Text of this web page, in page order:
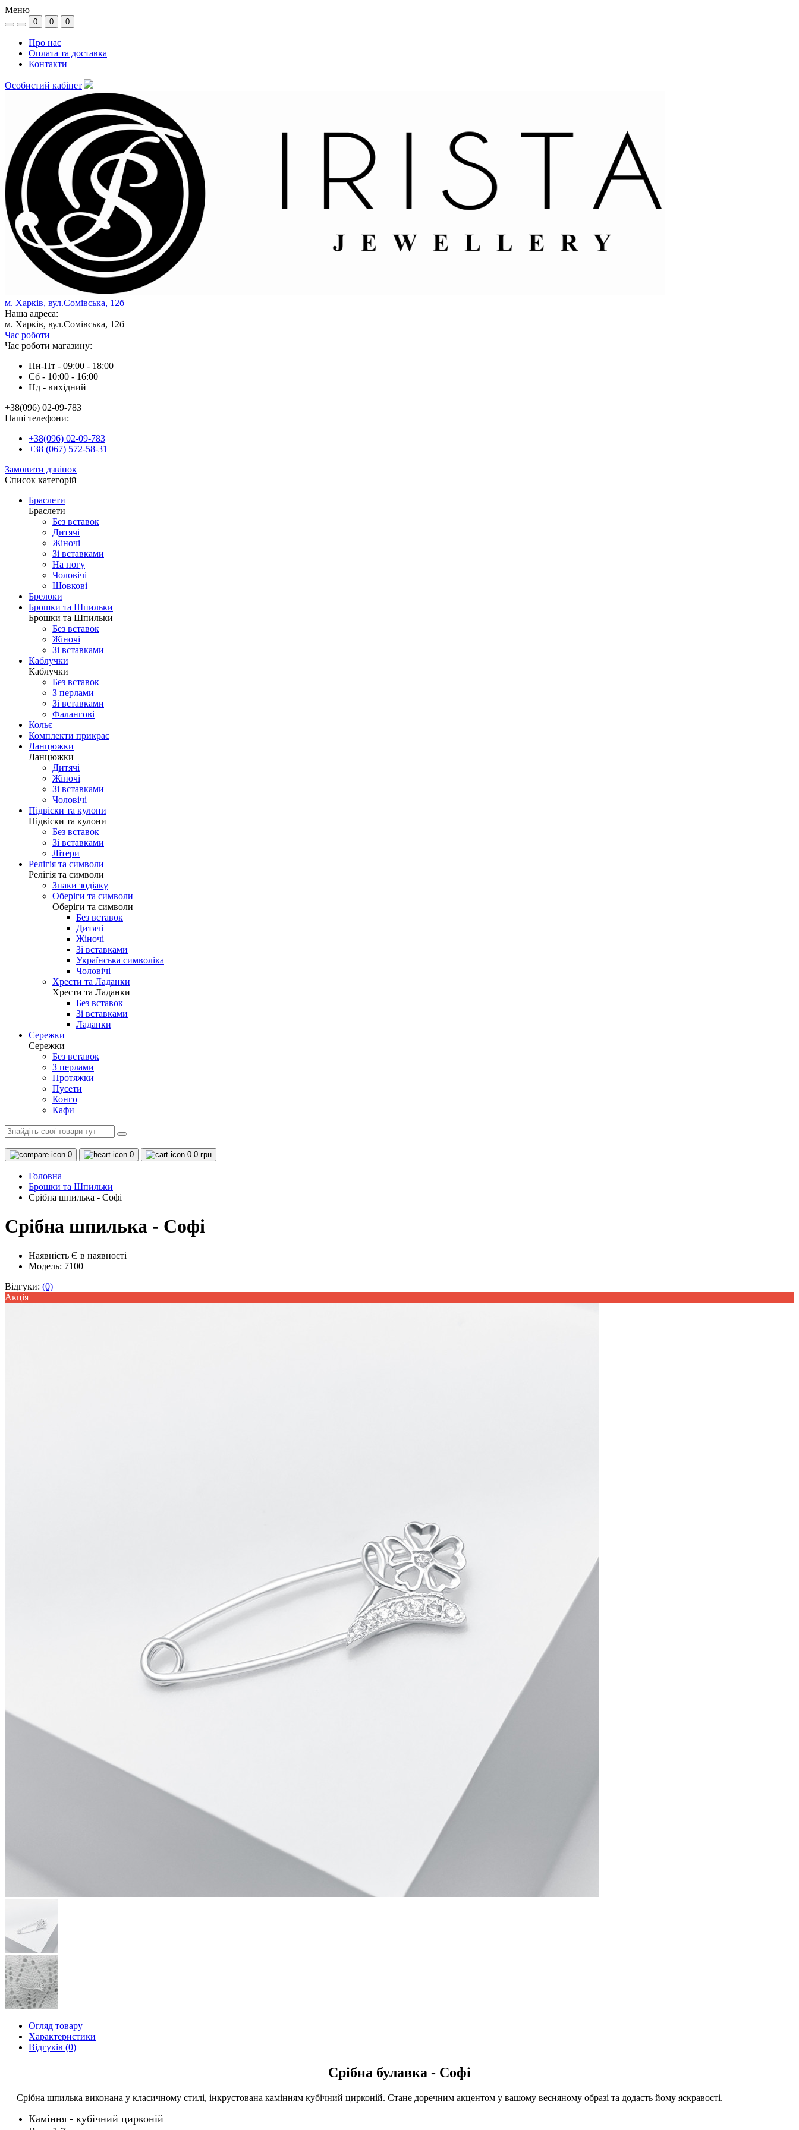
Меню
0 0 0
Про нас
Оплата та доставка
Контакти
Особистий кабінет
м. Харків, вул.Сомівська, 12б
Наша адреса:
м. Харків, вул.Сомівська, 12б
Час роботи
Час роботи магазину:
Пн-Пт - 09:00 - 18:00
Сб - 10:00 - 16:00
Нд - вихiдний
+38(096) 02-09-783
Наші телефони:
+38(096) 02-09-783
+38 (067) 572-58-31
Замовити дзвінок
Список категорій
Браслети
Браслети
Без вставок
Дитячі
Жіночі
Зі вставками
На ногу
Чоловічі
Шовковi
Брелоки
Брошки та Шпильки
Брошки та Шпильки
Без вставок
Жіночі
Зі вставками
Каблучки
Каблучки
Без вставок
З перлами
Зі вставками
Фаланговi
Кольє
Комплекти прикрас
Ланцюжки
Ланцюжки
Дитячі
Жіночі
Зі вставками
Чоловічі
Підвіски та кулони
Підвіски та кулони
Без вставок
Зі вставками
Літери
Релігія та символи
Релігія та символи
Знаки зодіаку
Оберіги та символи
Оберіги та символи
Без вставок
Дитячі
Жіночі
Зі вставками
Українська символіка
Чоловічі
Хрести та Ладанки
Хрести та Ладанки
Без вставок
Зі вставками
Ладанки
Сережки
Сережки
Без вставок
З перлами
Протяжки
Пусети
Конго
Кафи
0 0 0 0 грн
Головна
Брошки та Шпильки
Срібна шпилька - Софі
Срібна шпилька - Софі
Наявність Є в наявності
Модель: 7100
Відгуки: (0)
Акцiя
Огляд товару
Характеристики
Відгуків (0)
Срібна булавка - Софі
Срібна шпилька виконана у класичному стилі, інкрустована камінням кубічний цирконій. Стане доречним акцентом у вашому весняному образі та додасть йому яскравості.
Каміння - кубічний цирконій